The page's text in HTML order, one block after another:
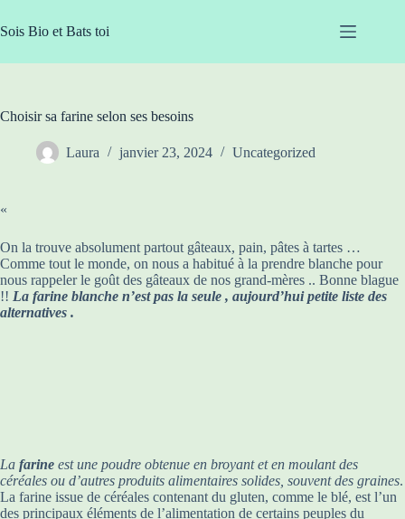
au
contenu
Sois Bio et Bats toi
Choisir sa farine selon ses besoins
Laura janvier 23, 2024 Uncategorized
«
On la trouve absolument partout gâteaux, pain, pâtes à tartes …
Comme tout le monde, on nous a habitué à la prendre blanche pour
nous rappeler le goût des gâteaux de nos grand-mères .. Bonne blague
!! La farine blanche n’est pas la seule , aujourd’hui petite liste des
alternatives .
La farine est une poudre obtenue en broyant et en moulant des
céréales ou d’autres produits alimentaires solides, souvent des graines.
La farine issue de céréales contenant du gluten, comme le blé, est l’un
des principaux éléments de l’alimentation de certains peuples du